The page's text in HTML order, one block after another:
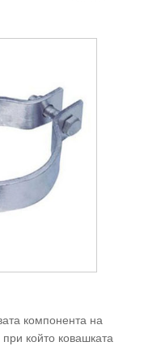
компонента на
който ковашката